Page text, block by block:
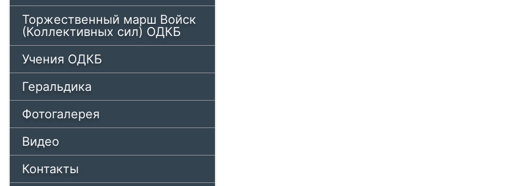
Торжественный марш Войск
(Коллективных сил) ОДКБ
Учения ОДКБ
Геральдика
Фотогалерея
Видео
Контакты